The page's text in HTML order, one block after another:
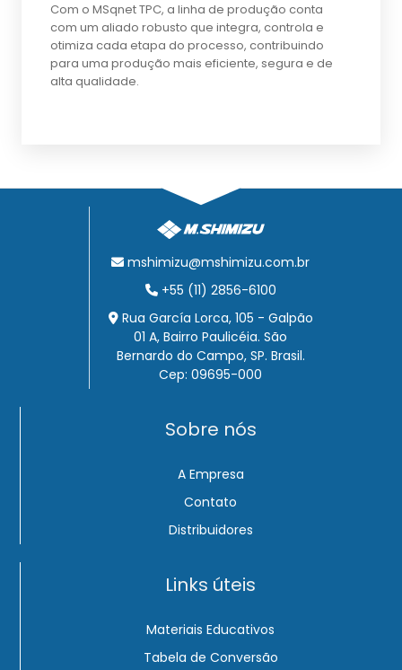
Com o MSqnet TPC, a linha de produção conta
com um aliado robusto que integra, controla e
otimiza cada etapa do processo, contribuindo
para uma produção mais eficiente, segura e de
alta qualidade.
mshimizu@mshimizu.com.br
+55 (11) 2856-6100
Rua García Lorca, 105 - Galpão
01 A, Bairro Paulicéia. São
Bernardo do Campo, SP. Brasil.
Cep: 09695-000
Sobre nós
A Empresa
Contato
Distribuidores
Links úteis
Materiais Educativos
Tabela de Conversão